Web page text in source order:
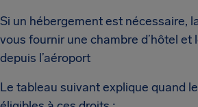
Si un hébergement est nécessaire,
vous fournir une chambre d’hôtel
depuis l’aéroport
Le tableau suivant explique quand